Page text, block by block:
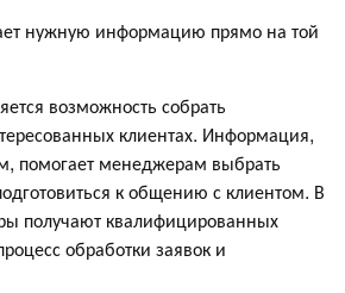
нужную информацию прямо на той
возможность собрать
клиентах. Информация,
помогает менеджерам выбрать
к общению с клиентом. В
получают квалифицированных
обработки заявок и